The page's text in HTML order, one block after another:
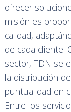
ofrecer
misión es
calidad,
de cada cliente.
sector, TDN se
la distribución
puntualidad en
Entre los